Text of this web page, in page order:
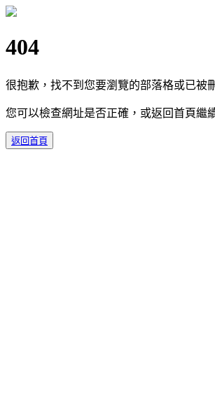
404
很抱歉，找不到您要瀏覽的部落格或已被
您可以檢查網址是否正確，或返回首頁繼
返回首頁